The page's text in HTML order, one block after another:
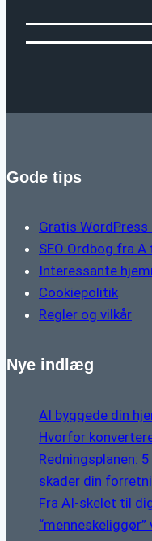
Gode tips
Gratis WordPress
SEO Ordbog fra
Interessante
Cookiepolitik
Regler og vilkår
Nye indlæg
AI byggede din
Hvorfor
Redningsplanen:
skader din
Fra AI-skelet til